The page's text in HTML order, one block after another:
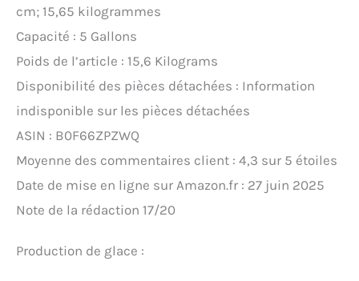
cm; 15,65 kilogrammes
Capacité : 5 Gallons
Poids de l’article : 15,6 Kilograms
Disponibilité des pièces détachées : Information
indisponible sur les pièces détachées
ASIN : B0F66ZPZWQ
Moyenne des commentaires client : 4,3 sur 5 étoiles
Date de mise en ligne sur Amazon.fr : 27 juin 2025
Note de la rédaction 17/20
Production de glace :